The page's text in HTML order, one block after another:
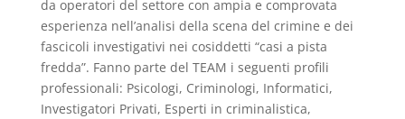
da operatori del settore con ampia e comprovata
esperienza nell’analisi della scena del crimine e dei
fascicoli investigativi nei cosiddetti “casi a pista
fredda”. Fanno parte del TEAM i seguenti profili
professionali: Psicologi, Criminologi, Informatici,
Investigatori Privati, Esperti in criminalistica,